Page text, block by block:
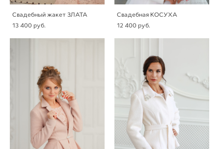
Свадебный жакет ЗЛАТА
13 400 pуб.
Свадебная КОСУХА
12 400 pуб.